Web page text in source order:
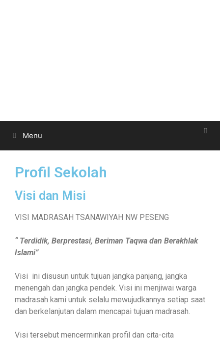
Menu
Profil Sekolah
Visi dan Misi
VISI MADRASAH TSANAWIYAH NW PESENG
“ Terdidik, Berprestasi, Beriman Taqwa dan Berakhlak
Islami”
Visi ini disusun untuk tujuan jangka panjang, jangka
menengah dan jangka pendek. Visi ini menjiwai warga
madrasah kami untuk selalu mewujudkannya setiap saat
dan berkelanjutan dalam mencapai tujuan madrasah.
Visi tersebut mencerminkan profil dan cita-cita